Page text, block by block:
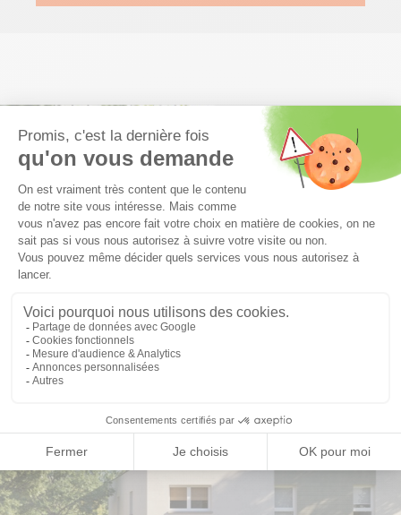
24 pages pour se projeter : réalisations,
aménagement, décoration et personnalisation
Télécharger le book photos